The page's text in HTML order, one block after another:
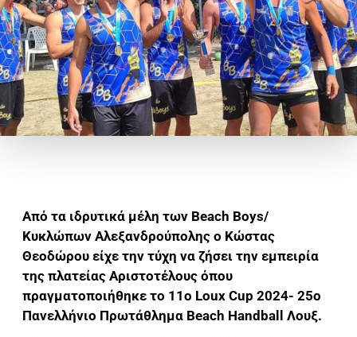
Από τα ιδρυτικά μέλη των Beach Boys/
Κυκλώπων Αλεξανδρούπολης ο Κώστας
Θεοδώρου είχε την τύχη να ζήσει την εμπειρία
της πλατείας Αριστοτέλους όπου
πραγματοποιήθηκε το 11o Loux Cup 2024- 25o
Πανελλήνιο Πρωτάθλημα Beach Handball Λουξ.